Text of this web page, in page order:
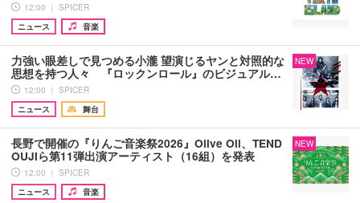
12:00 ｜ SPICER
ニュース
音楽
力強い眼差しで見つめる小瀧 望演じるヤンと対照的な
思想を持つ人々 『ロックンロール』のビジュアル…
12:00 ｜ SPICER
ニュース
舞台
NEW
長野で開催の『りんご音楽祭2026』Olive Oil、TEND
OUJIら第11弾出演アーティスト（16組）を発表
12:00 ｜ SPICER
ニュース
音楽
NEW